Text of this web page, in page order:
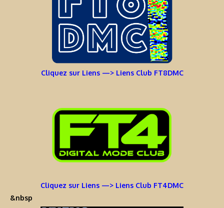
Cliquez sur Liens —> Liens Club FT8DMC
Cliquez sur Liens —> Liens Club FT4DMC
&nbsp